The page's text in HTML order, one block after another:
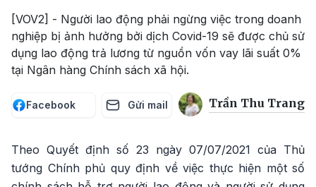
[VOV2] - Người lao động phải ngừng việc trong doanh
nghiệp bị ảnh hưởng bởi dịch Covid-19 sẽ được chủ sử
dụng lao động trả lương từ nguồn vốn vay lãi suất 0%
tại Ngân hàng Chính sách xã hội.
Facebook Gửi mail Trần Thu Trang
Theo Quyết định số 23 ngày 07/07/2021 của Thủ
tướng Chính phủ quy định về việc thực hiện một số